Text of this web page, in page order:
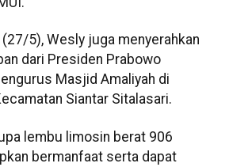
(27/5), Wesly juga menyerahkan
dari Presiden Prabowo
Masjid Amaliyah di
Siantar Sitalasari.
lembu limosin berat 906
bermanfaat serta dapat